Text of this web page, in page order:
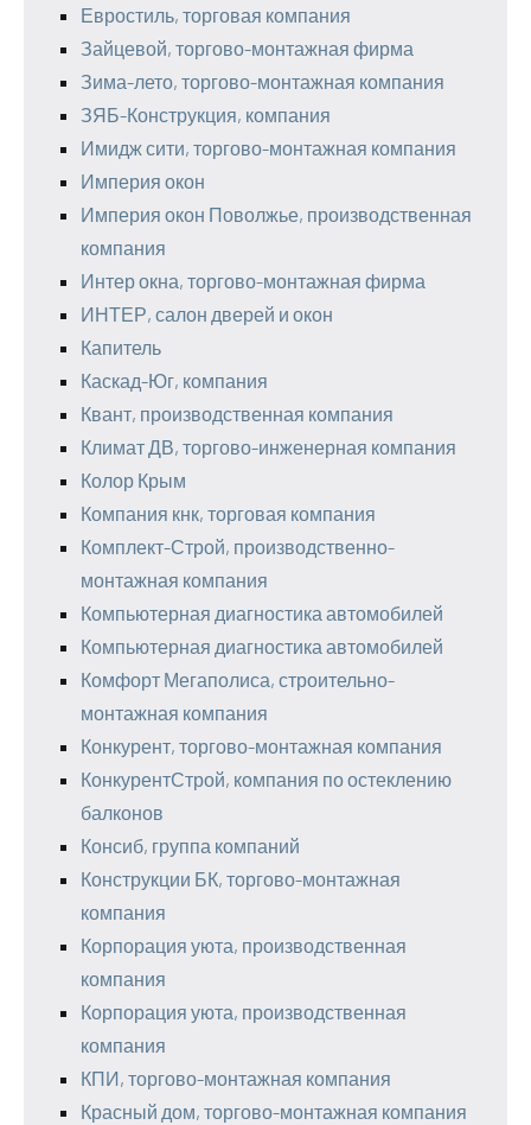
Евростиль, торговая компания
Зайцевой, торгово-монтажная фирма
Зима-лето, торгово-монтажная компания
ЗЯБ-Конструкция, компания
Имидж сити, торгово-монтажная компания
Империя окон
Империя окон Поволжье, производственная
компания
Интер окна, торгово-монтажная фирма
ИНТЕР, салон дверей и окон
Капитель
Каскад-Юг, компания
Квант, производственная компания
Климат ДВ, торгово-инженерная компания
Колор Крым
Компания кнк, торговая компания
Комплект-Строй, производственно-
монтажная компания
Компьютерная диагностика автомобилей
Компьютерная диагностика автомобилей
Комфорт Мегаполиса, строительно-
монтажная компания
Конкурент, торгово-монтажная компания
КонкурентСтрой, компания по остеклению
балконов
Консиб, группа компаний
Конструкции БК, торгово-монтажная
компания
Корпорация уюта, производственная
компания
Корпорация уюта, производственная
компания
КПИ, торгово-монтажная компания
Красный дом, торгово-монтажная компания